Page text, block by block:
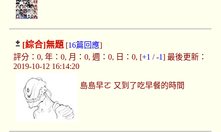
[綜合]無題[16篇回應]
評分：0, 年：0, 月：0, 週：0, 日：0, [+1 /-1] 最後更新：
2019-10-12 16:14:20
島島早ㄛ 又到了吃早餐的時間